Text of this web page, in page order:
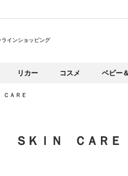
インショッピング
リカー コスメ ベビー
ＡＲＥ
ＳＫＩＮ ＣＡＲＥ